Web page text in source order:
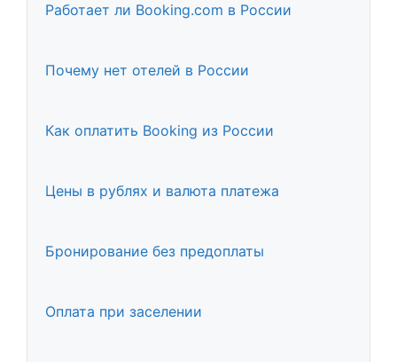
Работает ли Booking.com в России
Почему нет отелей в России
Как оплатить Booking из России
Цены в рублях и валюта платежа
Бронирование без предоплаты
Оплата при заселении